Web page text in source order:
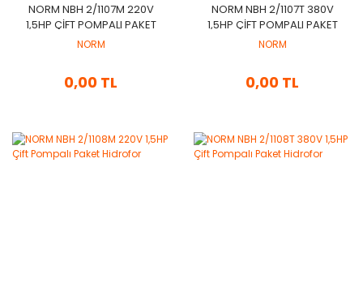
NORM NBH 2/1107M 220V
1,5HP ÇIFT POMPALI PAKET
HIDROFOR
NORM
0,00 TL
NORM NBH 2/1107T 380V
1,5HP ÇIFT POMPALI PAKET
HIDROFOR
NORM
0,00 TL